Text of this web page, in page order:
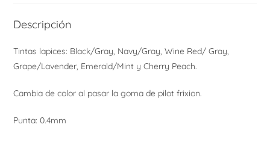
Descripción
Tintas lapices: Black/Gray, Navy/Gray, Wine Red/ Gray,
Grape/Lavender, Emerald/Mint y Cherry Peach.
Cambia de color al pasar la goma de pilot frixion.
Punta: 0.4mm